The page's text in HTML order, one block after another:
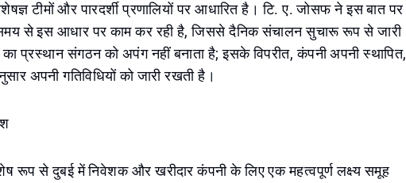
टीमों और पारदर्शी प्रणालियों पर आधारित है। टि. ए. जोसफ ने इस बात पर
से इस आधार पर काम कर रही है, जिससे दैनिक संचालन सुचारू रूप से जारी
प्रस्थान संगठन को अपंग नहीं बनाता है; इसके विपरीत, कंपनी अपनी स्थापित,
अपनी गतिविधियों को जारी रखती है।
रूप से दुबई में निवेशक और खरीदार कंपनी के लिए एक महत्वपूर्ण लक्ष्य समूह